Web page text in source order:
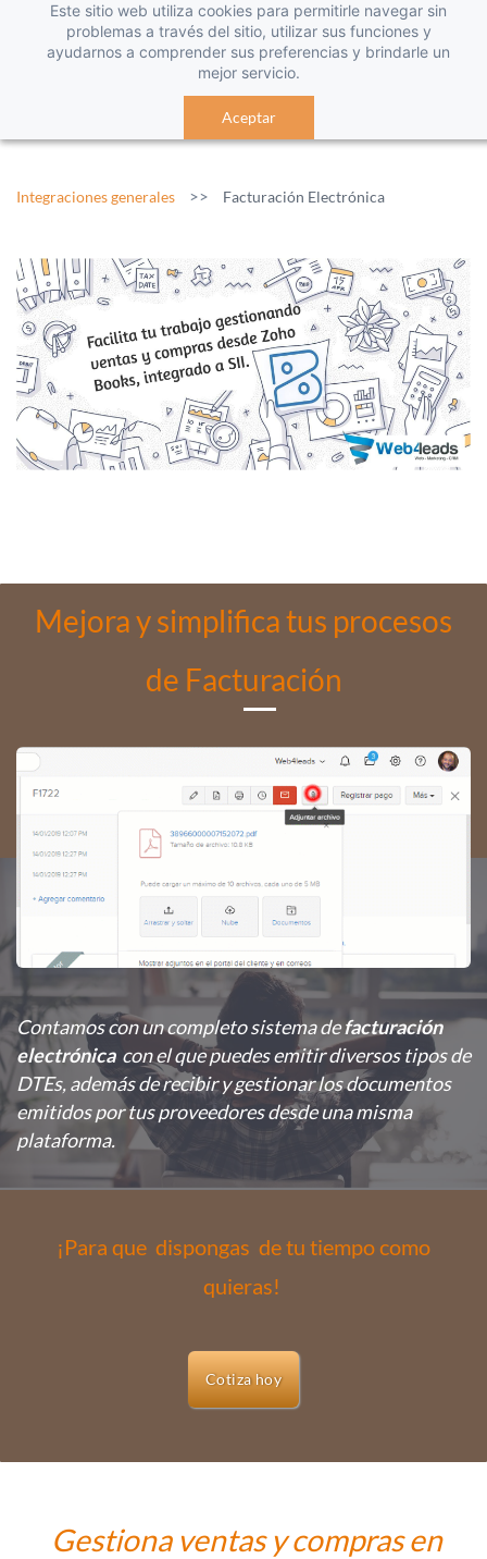
Este sitio web utiliza cookies para permitirle navegar sin
problemas a través del sitio, utilizar sus funciones y
ayudarnos a comprender sus preferencias y brindarle un
mejor servicio.
Aceptar
Integraciones generales >> Facturación Electrónica
Mejora y simplifica tus procesos
de Facturación
Contamos con un completo sistemadefacturación
electrónica con el que puedes emitir diversos tipos de
DTEs, además de recibir y gestionar los documentos
emitidos por tus proveedores desde una misma
plataforma.
¡Para que dispongas de tu tiempo como
quieras!
Cotiza hoy
Gestiona ventas y compras en